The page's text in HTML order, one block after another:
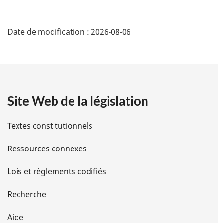
e
é
i
l
s
d
e
l
Date de modification : 2026-08-06
Site Web de la législation
Textes constitutionnels
Ressources connexes
Lois et règlements codifiés
Recherche
Aide